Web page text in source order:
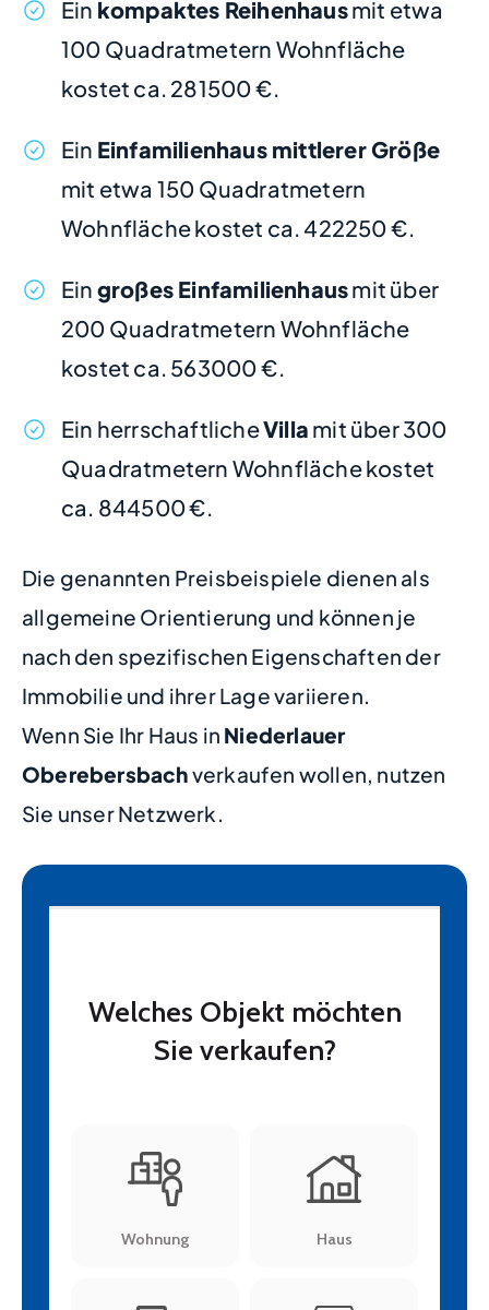
Ein kompaktes Reihenhausmit etwa
100 Quadratmetern Wohnfläche
kostet ca. 281500 €.
Ein Einfamilienhaus mittlerer Größe
mit etwa 150 Quadratmetern
Wohnfläche kostet ca. 422250 €.
Ein großes Einfamilienhausmit über
200 Quadratmetern Wohnfläche
kostet ca. 563000 €.
Ein herrschaftlicheVilla mit über 300
Quadratmetern Wohnfläche kostet
ca. 844500 €.
Die genannten Preisbeispiele dienen als
allgemeine Orientierung und können je
nach den spezifischen Eigenschaften der
Immobilie und ihrer Lage variieren.
Wenn Sie Ihr Haus in Niederlauer
Oberebersbachverkaufen wollen, nutzen
Sie unser Netzwerk.